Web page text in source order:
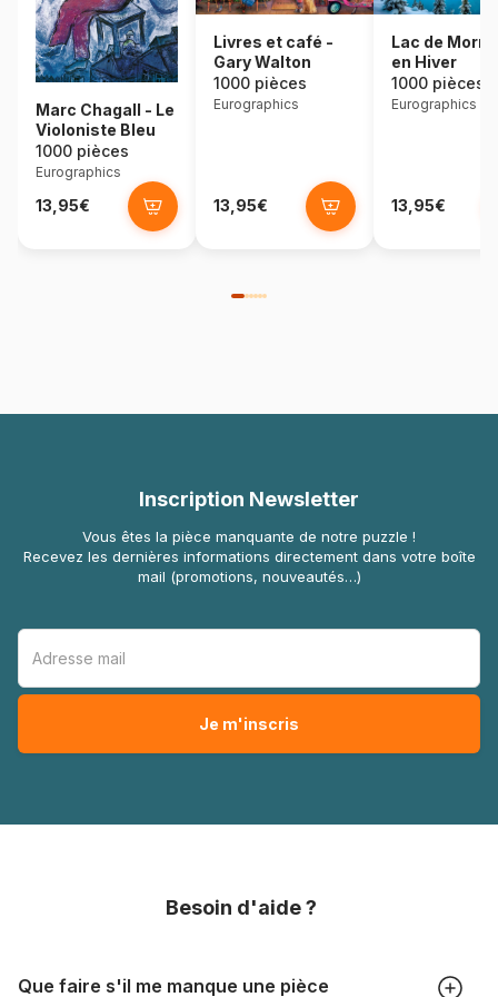
Marc Chagall - Le
Violoniste Bleu
1000 pièces
Eurographics
13,95€
Livres et café -
Gary Walton
1000 pièces
Eurographics
13,95€
Lac de
en Hiver
1000 pièces
Eurographics
13,95€
Inscription Newsletter
Vous êtes la pièce manquante de notre puzzle !
Recevez les dernières informations directement dans votre boîte
mail (promotions, nouveautés…)
Besoin d'aide ?
Que faire s'il me manque une pièce